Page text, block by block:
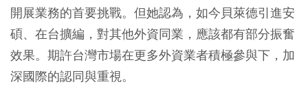
開展業務的首要挑戰。但她認為，如今貝萊德引進安
碩、在台擴編，對其他外資同業，應該都有部分振奮
效果。期許台灣市場在更多外資業者積極參與下，加
深國際的認同與重視。